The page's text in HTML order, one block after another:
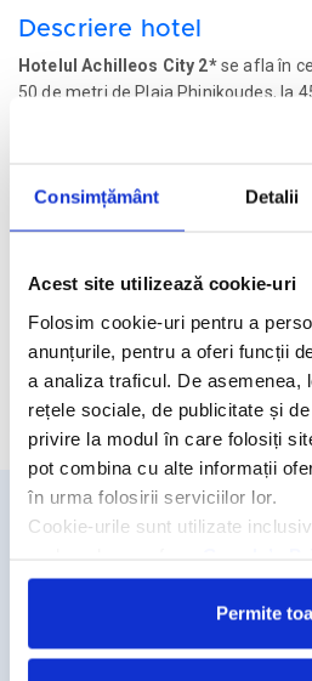
Consimțământ Detalii
Acest site utilizează cookie-uri
Folosim cookie-uri pentru a
anunțurile, pentru a oferi funcții
a analiza traficul. De asemenea,
rețele sociale, de publicitate și
privire la modul în care folosiți
pot combina cu alte informații
în urma folosirii serviciilor lor.
Cookie-urile sunt utilizate
Permite
Descriere hotel
Hotelul Achilleos City 2*se afla în
50 de metri de Plaja Phinikoudes, la
la 10 minute de mers cu masina de
Larnaca. Camerele hotelului sunt
Camere hotel
Masa:Mic Dejun.
Cere oferta personalizata
rezervari@travelmatters.ro
travelmatters.ro